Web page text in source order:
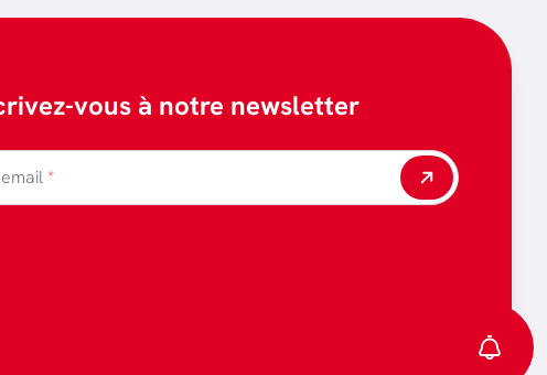
vous à notre newsletter
*